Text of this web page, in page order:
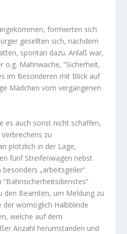
formierten sich
gesellten sich, nachdem
spontan dazu. Anlaß war,
o.g. Mahnwache, “Sicherheit,
im Besonderen mit Blick auf
Mädchen vom vergangenen
es auch sonst nicht schaffen,
zu
plötzlich in der Lage,
fünf Streifenwagen nebst
„arbeitsgeiler“
Beamten, um Meldung zu
womöglich Halbblinde
welche auf dem
Anzahl herumstanden und